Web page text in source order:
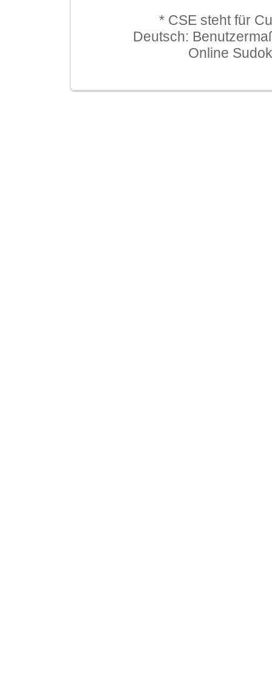
* CSE steht für
Deutsch:
Online